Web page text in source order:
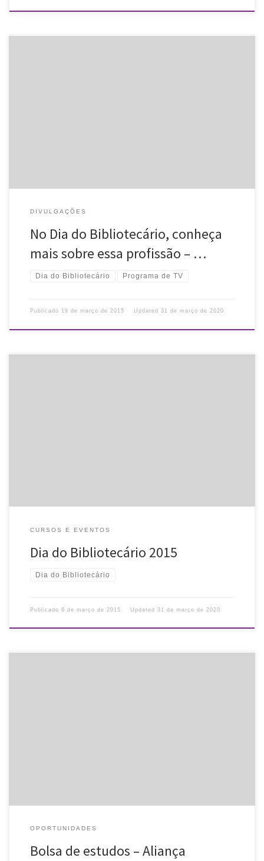
DIVULGAÇÕES
No Dia do Bibliotecário, conheça
mais sobre essa profissão – …
Dia do Bibliotecário Programa de TV
Publicado 19 de março de 2015 Updated 31 de março de 2020
CURSOS E EVENTOS
Dia do Bibliotecário 2015
Dia do Bibliotecário
Publicado 6 de março de 2015 Updated 31 de março de 2020
OPORTUNIDADES
Bolsa de estudos – Aliança